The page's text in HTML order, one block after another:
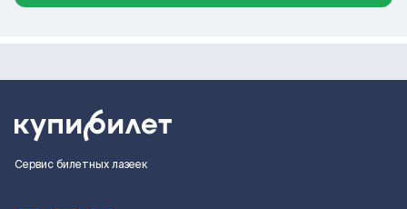
Сервис билетных лазеек